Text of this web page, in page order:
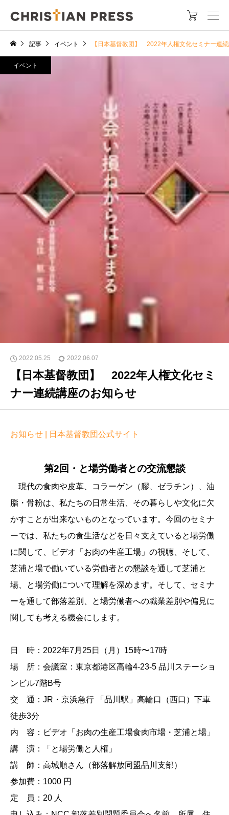

記事 イベント 【日本基督教団】 2022年人権文化セミナー連
イベント
2022.05.25 2022.06.07
【日本基督教団】 2022年人権文化セミ
ナー連続講座のお知らせ
お知らせ | 日本基督教団公式サイト
第2回・と場労働者との交流懇談
現代の食肉や皮革、コラーゲン（膠、ゼラチン）、油
脂・骨粉は、私たちの日常生活、その暮らしや文化に欠
かすことが出来ないものとなっています。今回のセミナ
ーでは、私たちの食生活などを日々支えていると場労働
に関して、ビデオ「お肉の生産工場」の視聴、そして、
芝浦と場で働いている労働者との懇談を通して芝浦と
場、と場労働について理解を深めます。そして、セミナ
ーを通して部落差別、と場労働者への職業差別や偏見に
関しても考える機会にします。
日 時：2022年7月25日（月）15時〜17時
場 所：会議室：東京都港区高輪4-23-5 品川ステーショ
ンビル7階B号
交 通：JR・京浜急行 「品川駅」高輪口（西口）下車
徒歩3分
内 容：ビデオ「お肉の生産工場食肉市場・芝浦と場」
講 演：「と場労働と人権」
講 師：高城順さん（部落解放同盟品川支部）
参加費：1000 円
定 員：20 人